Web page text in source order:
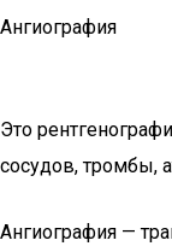
Ангиография
Это
сосудов, тромбы,
Ангиография —